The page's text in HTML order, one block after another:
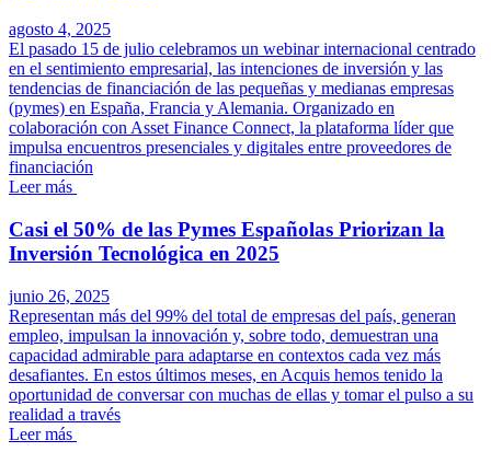
agosto 4, 2025
El pasado 15 de julio celebramos un webinar internacional centrado
en el sentimiento empresarial, las intenciones de inversión y las
tendencias de financiación de las pequeñas y medianas empresas
(pymes) en España, Francia y Alemania. Organizado en
colaboración con Asset Finance Connect, la plataforma líder que
impulsa encuentros presenciales y digitales entre proveedores de
financiación
Leer más
Casi el 50% de las Pymes Españolas Priorizan la
Inversión Tecnológica en 2025
junio 26, 2025
Representan más del 99% del total de empresas del país, generan
empleo, impulsan la innovación y, sobre todo, demuestran una
capacidad admirable para adaptarse en contextos cada vez más
desafiantes. En estos últimos meses, en Acquis hemos tenido la
oportunidad de conversar con muchas de ellas y tomar el pulso a su
realidad a través
Leer más